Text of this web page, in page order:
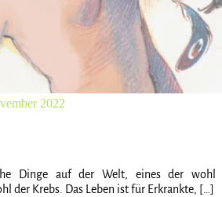
2022
Dinge auf der Welt, eines der wohl
der Krebs. Das Leben ist für Erkrankte, […]